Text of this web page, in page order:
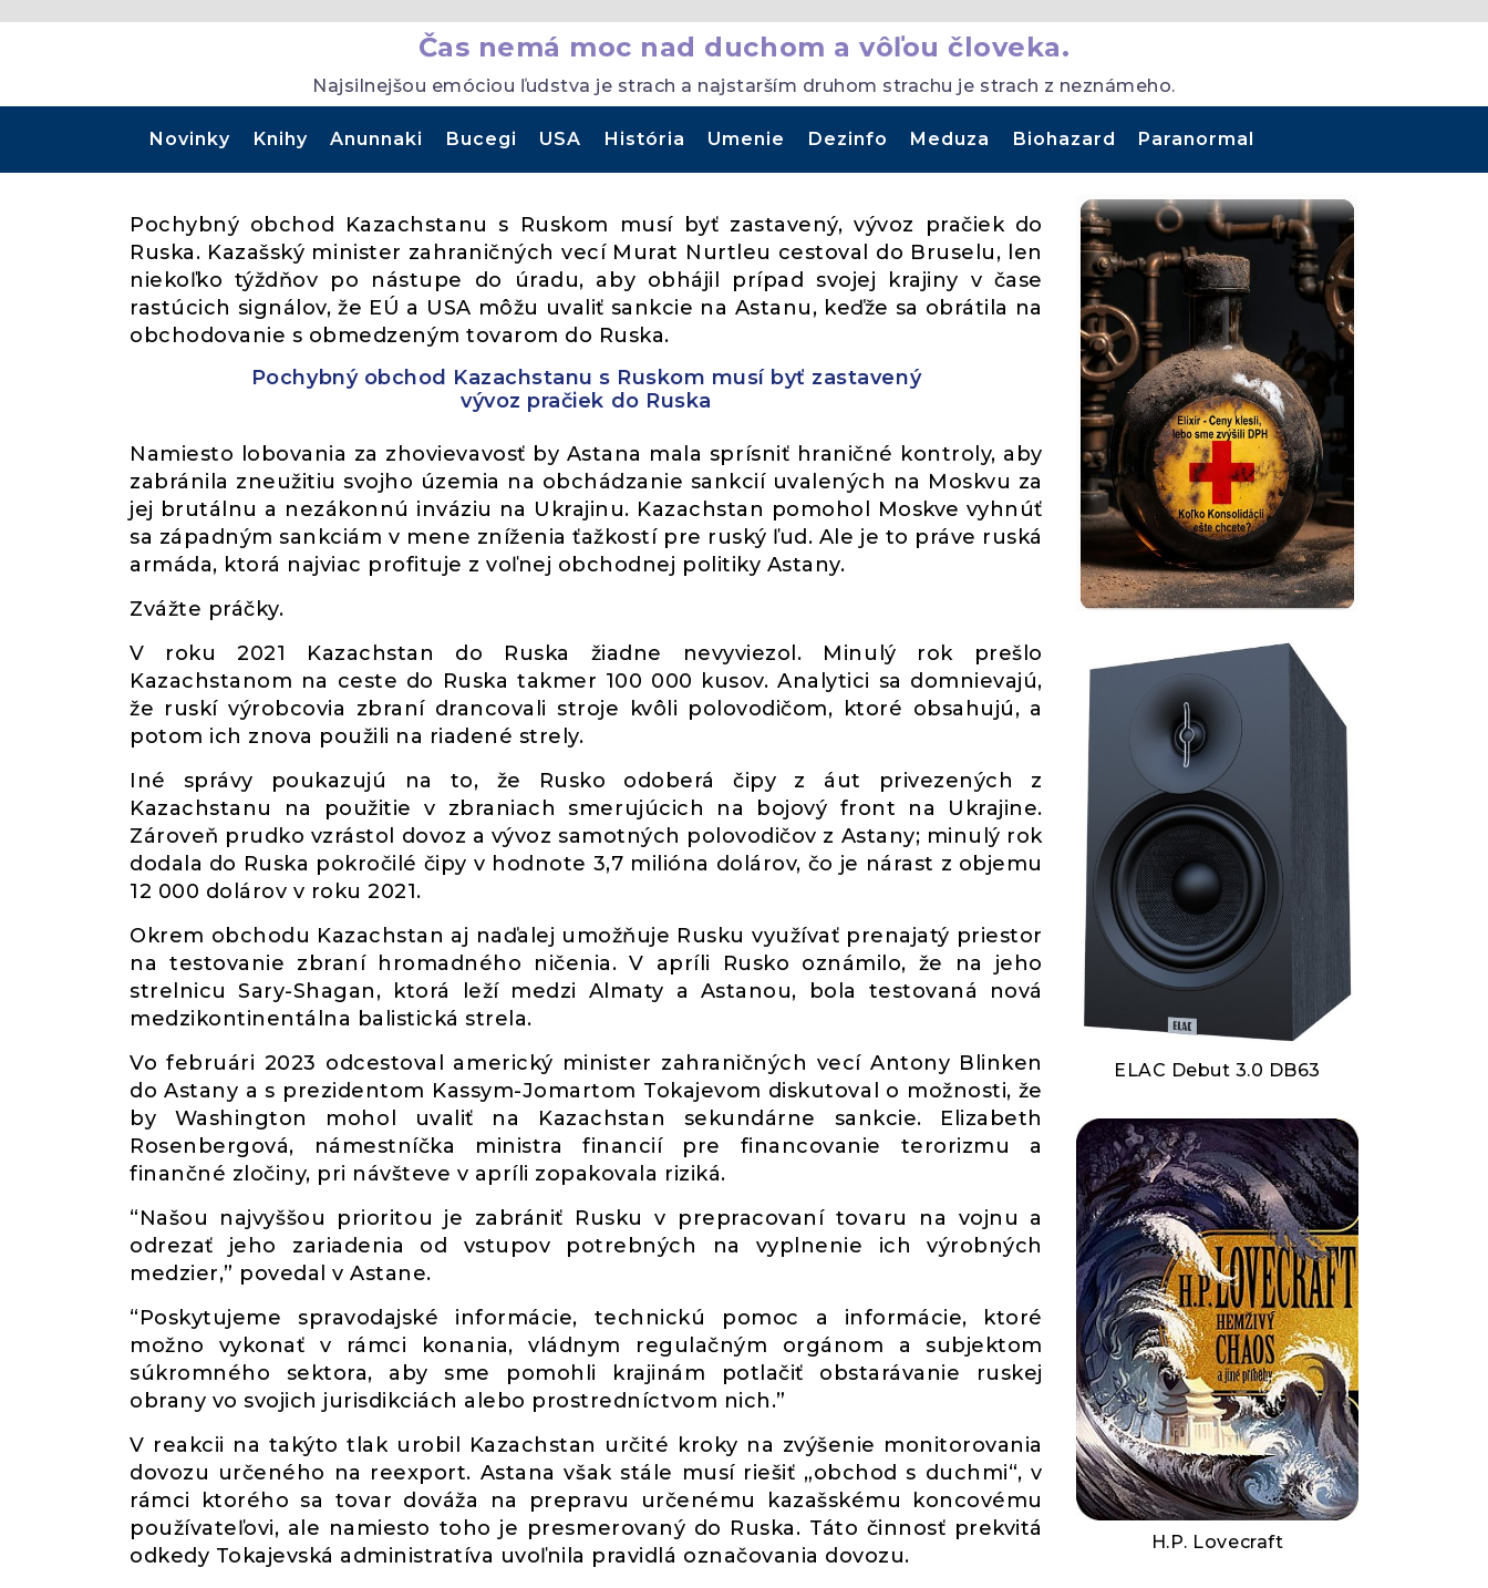
Čas nemá moc nad duchom a vôľou človeka.
Najsilnejšou emóciou ľudstva je strach a najstarším druhom strachu je strach z neznámeho.
Novinky Knihy Anunnaki Bucegi USA História Umenie Dezinfo Meduza Biohazard Paranormal
Pochybný obchod Kazachstanu s Ruskom musí byť zastavený, vývoz pračiek do
Ruska. Kazašský minister zahraničných vecí Murat Nurtleu cestoval do Bruselu, len
niekoľko týždňov po nástupe do úradu, aby obhájil prípad svojej krajiny v čase
rastúcich signálov, že EÚ a USA môžu uvaliť sankcie na Astanu, keďže sa obrátila na
obchodovanie s obmedzeným tovarom do Ruska.
Pochybný obchod Kazachstanu s Ruskom musí byť zastavený
vývoz pračiek do Ruska
Namiesto lobovania za zhovievavosť by Astana mala sprísniť hraničné kontroly, aby
zabránila zneužitiu svojho územia na obchádzanie sankcií uvalených na Moskvu za
jej brutálnu a nezákonnú inváziu na Ukrajinu. Kazachstan pomohol Moskve vyhnúť
sa západným sankciám v mene zníženia ťažkostí pre ruský ľud. Ale je to práve ruská
armáda, ktorá najviac profituje z voľnej obchodnej politiky Astany.
Zvážte práčky.
V roku 2021 Kazachstan do Ruska žiadne nevyviezol. Minulý rok prešlo
Kazachstanom na ceste do Ruska takmer 100 000 kusov. Analytici sa domnievajú,
že ruskí výrobcovia zbraní drancovali stroje kvôli polovodičom, ktoré obsahujú, a
potom ich znova použili na riadené strely.
Iné správy poukazujú na to, že Rusko odoberá čipy z áut privezených z
Kazachstanu na použitie v zbraniach smerujúcich na bojový front na Ukrajine.
Zároveň prudko vzrástol dovoz a vývoz samotných polovodičov z Astany; minulý rok
dodala do Ruska pokročilé čipy v hodnote 3,7 milióna dolárov, čo je nárast z objemu
12 000 dolárov v roku 2021.
Okrem obchodu Kazachstan aj naďalej umožňuje Rusku využívať prenajatý priestor
na testovanie zbraní hromadného ničenia. V apríli Rusko oznámilo, že na jeho
strelnicu Sary-Shagan, ktorá leží medzi Almaty a Astanou, bola testovaná nová
medzikontinentálna balistická strela.
Vo februári 2023 odcestoval americký minister zahraničných vecí Antony Blinken
do Astany a s prezidentom Kassym-Jomartom Tokajevom diskutoval o možnosti, že
by Washington mohol uvaliť na Kazachstan sekundárne sankcie. Elizabeth
Rosenbergová, námestníčka ministra financií pre financovanie terorizmu a
finančné zločiny, pri návšteve v apríli zopakovala riziká.
“Našou najvyššou prioritou je zabrániť Rusku v prepracovaní tovaru na vojnu a
odrezať jeho zariadenia od vstupov potrebných na vyplnenie ich výrobných
medzier,” povedal v Astane.
“Poskytujeme spravodajské informácie, technickú pomoc a informácie, ktoré
možno vykonať v rámci konania, vládnym regulačným orgánom a subjektom
súkromného sektora, aby sme pomohli krajinám potlačiť obstarávanie ruskej
obrany vo svojich jurisdikciách alebo prostredníctvom nich.”
V reakcii na takýto tlak urobil Kazachstan určité kroky na zvýšenie monitorovania
dovozu určeného na reexport. Astana však stále musí riešiť „obchod s duchmi“, v
rámci ktorého sa tovar dováža na prepravu určenému kazašskému koncovému
používateľovi, ale namiesto toho je presmerovaný do Ruska. Táto činnosť prekvitá
odkedy Tokajevská administratíva uvoľnila pravidlá označovania dovozu.
ELAC Debut 3.0 DB63
H.P. Lovecraft